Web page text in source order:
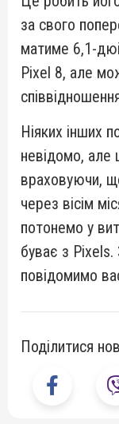
за свого
матиме 6,1-
Pixel 8, але
Ніяких інших
невідомо,
враховуючи,
через вісім
потонемо у
буває з Pixels.
повідомимо
Поділитися